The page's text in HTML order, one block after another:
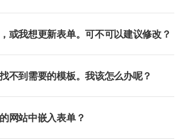
或我想更新表单。可不可以建议修改？
不到需要的模板。我该怎么办呢？
网站中嵌入表单？